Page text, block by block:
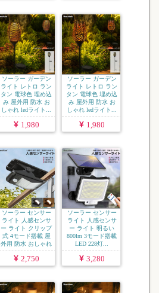
ソーラー ガーデン
ライト レトロ ラン
タン 電球色 埋め込
み 屋外用 防水 お
しゃれ ledライト...
1,980
ソーラー ガーデン
ライト レトロ ラン
タン 電球色 埋め込
み 屋外用 防水 お
しゃれ ledライト...
1,980
ソーラー センサー
ライト 人感センサ
ー ライト クリップ
式 4モード搭載 屋
外用 防水 おしゃれ
...
2,750
ソーラー センサー
ライト 人感センサ
ー ライト 明るい
800lm 3モード搭載
LED 228灯...
3,280